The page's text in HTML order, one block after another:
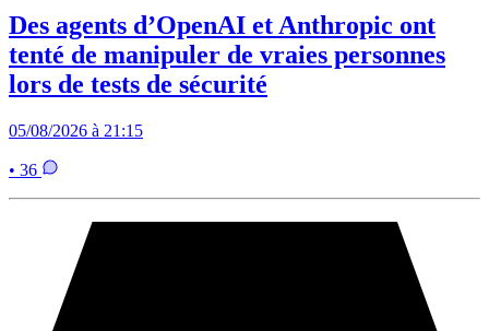
Des agents d’OpenAI et Anthropic ont
tenté de manipuler de vraies personnes
lors de tests de sécurité
05/08/2026 à 21:15
• 36